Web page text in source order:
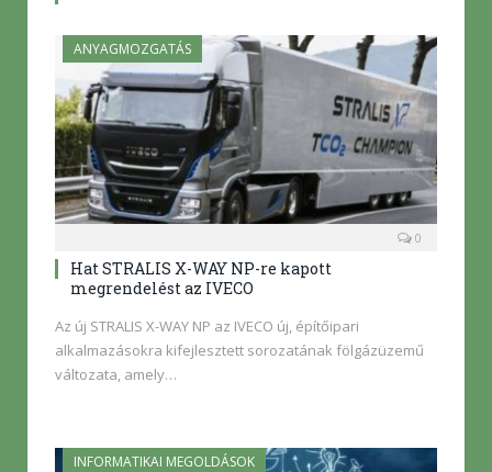
ANYAGMOZGATÁS
0
Hat STRALIS X-WAY NP-re kapott
megrendelést az IVECO
Az új STRALIS X-WAY NP az IVECO új, építőipari
alkalmazásokra kifejlesztett sorozatának fölgázüzemű
változata, amely…
INFORMATIKAI MEGOLDÁSOK